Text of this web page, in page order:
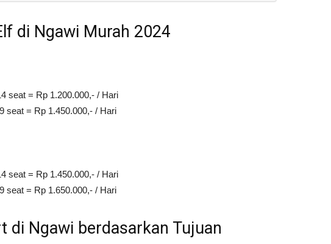
di Ngawi Murah 2024
seat = Rp 1.200.000,- / Hari
seat = Rp 1.450.000,- / Hari
seat = Rp 1.450.000,- / Hari
seat = Rp 1.650.000,- / Hari
di Ngawi berdasarkan Tujuan